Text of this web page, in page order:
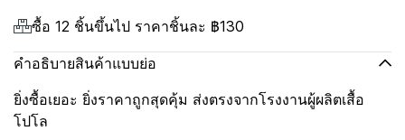
ซื้อ 12 ชิ้นขึ้นไป ราคาชิ้นละ ฿130
คำอธิบายสินค้าแบบย่อ
ยิ่งซื้อเยอะ ยิ่งราคาถูกสุดคุ้ม ส่งตรงจากโรงงานผู้ผลิตเสื้อ
โปโล